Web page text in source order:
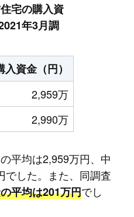
宅の購入資
年3月調
資金（円）
2,959万
2,990万
平均は2,959万円、中
でした。また、同調査
平均は201万円でし